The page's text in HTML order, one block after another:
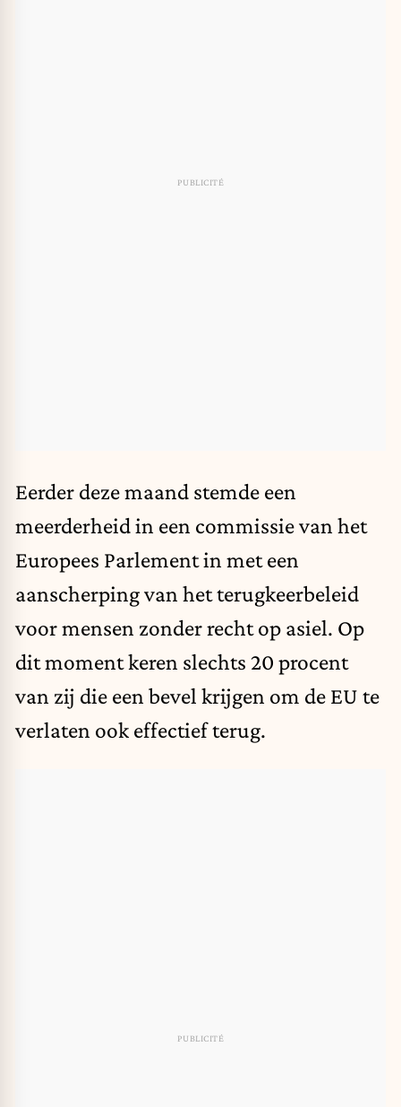
Eerder deze maand stemde een
meerderheid in een commissie van het
Europees Parlement in met een
aanscherping van het terugkeerbeleid
voor mensen zonder recht op asiel. Op
dit moment keren slechts 20 procent
van zij die een bevel krijgen om de EU te
verlaten ook effectief terug.